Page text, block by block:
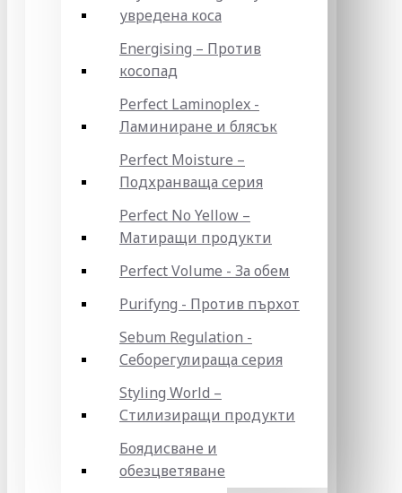
увредена коса
Energising – Против
косопад
Perfect Laminoplex -
Ламиниране и блясък
Perfect Moisture –
Подхранваща серия
Perfect No Yellow –
Матиращи продукти
Perfect Volume - За обем
Purifyng - Против пърхот
Sebum Regulation -
Себорегулираща серия
Styling World –
Стилизиращи продукти
Боядисване и
обезцветяване